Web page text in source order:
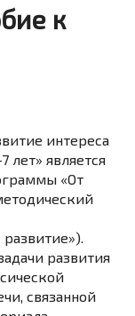
к
интереса
лет» является
«От
развитие»).
развития
связанной